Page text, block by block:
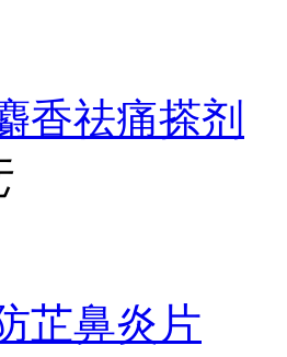
香祛痛搽剂
芷鼻炎片